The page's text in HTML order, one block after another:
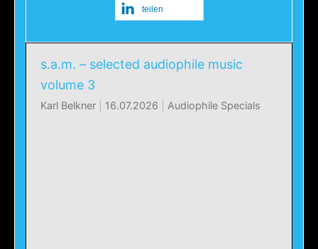
teilen
s.a.m. – selected audiophile music
volume 3
Karl Belkner 16.07.2026 Audiophile Specials